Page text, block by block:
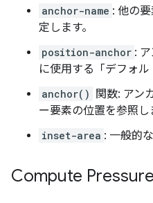
anchor-name : 他の
定します。
position-anchor :
に使用する「デフォル
anchor()
関数: アン
ー要素の位置を参照し
inset-area : 一般的
Compute Pressure